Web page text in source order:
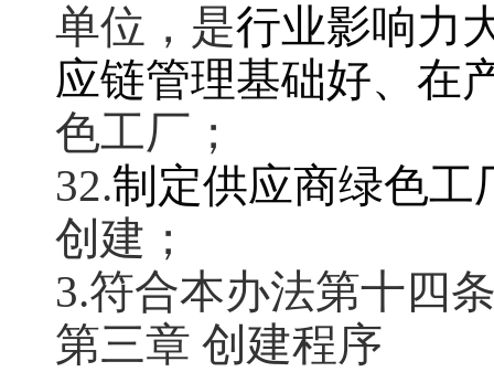
单位，是行业影响力
应链管理基础好、在
色工厂；
32.制定供应商绿色工
创建；
3.符合本办法第十四
第三章 创建程序